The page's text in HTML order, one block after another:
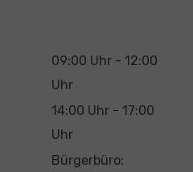
09:00 Uhr - 12:00
Uhr
14:00 Uhr - 17:00
Uhr
Bürgerbüro: